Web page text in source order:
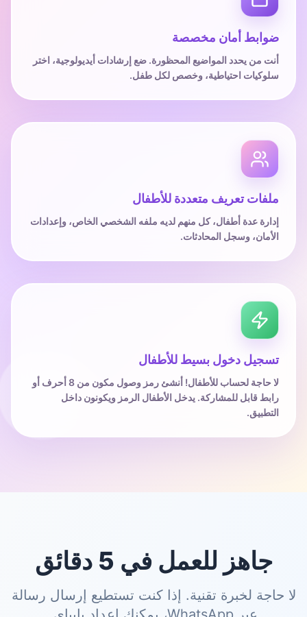
ضوابط أمان مخصصة
أنت من يحدد المواضيع المحظورة. ضع إرشادات أيديولوجية، اختر
سلوكيات احتياطية، وخصص لكل طفل.
ملفات تعريف متعددة للأطفال
إدارة عدة أطفال، كل منهم لديه ملفه الشخصي الخاص، وإعدادات
الأمان، وسجل المحادثات.
تسجيل دخول بسيط للأطفال
لا حاجة لحساب للأطفال! أنشئ رمز وصول مكون من 8 أحرف أو
رابط قابل للمشاركة. يدخل الأطفال الرمز ويكونون داخل
التطبيق.
جاهز للعمل في 5 دقائق
لا حاجة لخبرة تقنية. إذا كنت تستطيع إرسال رسالة